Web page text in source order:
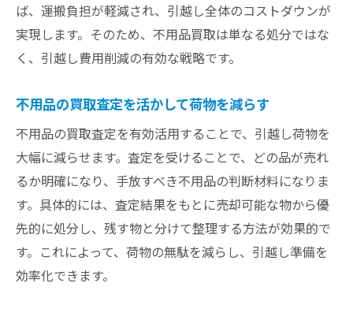
ば、運搬負担が軽減され、引越し全体のコストダウンが
実現します。そのため、不用品買取は単なる処分ではな
く、引越し費用削減の有効な戦略です。
不用品の買取査定を活かして荷物を減らす
不用品の買取査定を有効活用することで、引越し荷物を
大幅に減らせます。査定を受けることで、どの品が売れ
るか明確になり、手放すべき不用品の判断材料になりま
す。具体的には、査定結果をもとに売却可能な物から優
先的に処分し、残す物と分けて整理する方法が効果的で
す。これによって、荷物の無駄を減らし、引越し準備を
効率化できます。